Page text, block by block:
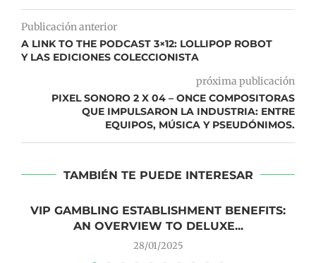
Publicación anterior
A LINK TO THE PODCAST 3×12: LOLLIPOP ROBOT
Y LAS EDICIONES COLECCIONISTA
próxima publicación
PIXEL SONORO 2 X 04 – ONCE COMPOSITORAS
QUE IMPULSARON LA INDUSTRIA: ENTRE
EQUIPOS, MÚSICA Y PSEUDÓNIMOS.
TAMBIÉN TE PUEDE INTERESAR
VIP GAMBLING ESTABLISHMENT BENEFITS:
AN OVERVIEW TO DELUXE...
28/01/2025